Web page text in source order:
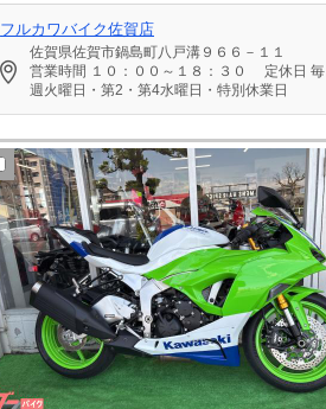
フルカワバイク佐賀店
佐賀県佐賀市鍋島町八戸溝９６６－１１
営業時間 １０：００～１８：３０ 定休日 毎
週火曜日・第2・第4水曜日・特別休業日